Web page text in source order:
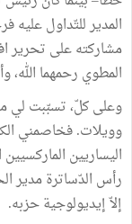
المديرللتّداولعليه
مشاركتهعلى تحرير
المطوي رحمهما الله،
وعلىكلّ،تسبّبت لي
وويلات.فخاصمني
اليساريين الماركسيين
رأس الدّساترةمدير
إلاّإيديولوجيةحزبه.